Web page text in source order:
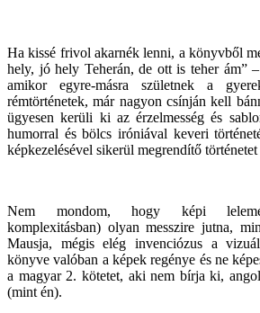
Ha kissé frivol akarnék lenni, a könyvből
hely, jó hely Teherán, de ott is teher ám”
amikor egyre-másra születnek a
rémtörténetek, már nagyon csínján kell
ügyesen kerüli ki az érzelmesség és
humorral és bölcs iróniával keveri
képkezelésével sikerül megrendítő
Nem mondom, hogy képi
komplexitásban) olyan messzire jutna,
Mausja, mégis elég invenciózus a
könyve valóban a képek regénye és ne
a magyar 2. kötetet, aki nem bírja ki,
(mint én).